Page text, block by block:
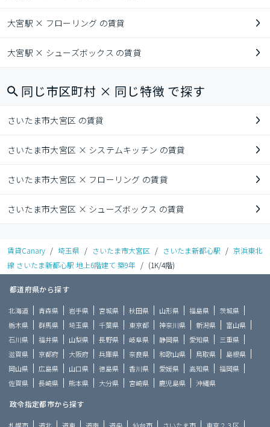
大宮駅 × フローリング の賃貸
大宮駅 × シューズボックス の賃貸
同じ市区町村 × 同じ特徴 で探す
さいたま市大宮区 の賃貸
さいたま市大宮区 × システムキッチン の賃貸
さいたま市大宮区 × フローリング の賃貸
さいたま市大宮区 × シューズボックス の賃貸
賃貸Canary / 埼玉県 / さいたま市大宮区 / さいたま新都心駅 / 京浜東北
線 さいたま新都心駅 地上6階建て 築9年 / (1K/4階)
都道府県から探す
北海道 青森県 岩手県 宮城県 秋田県 山形県 福島県
茨城県
栃木県
群馬県 埼玉県 千葉県 東京都 神奈川県 新潟県
富山県
石川県
福井県 山梨県 長野県 岐阜県 静岡県 愛知県
三重県
滋賀県
京都府 大阪府 兵庫県 奈良県 和歌山県 鳥取県
島根県
岡山県
広島県 山口県 徳島県 香川県 愛媛県 高知県
福岡県
佐賀県
長崎県 熊本県 大分県 宮崎県 鹿児島県 沖縄県
政令指定都市から探す